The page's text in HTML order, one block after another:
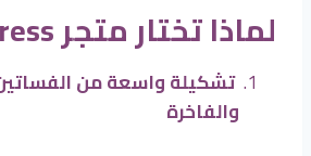
لماذا تختار متجر Elite Dress ؟
تشكيلة واسعة من
والفاخرة